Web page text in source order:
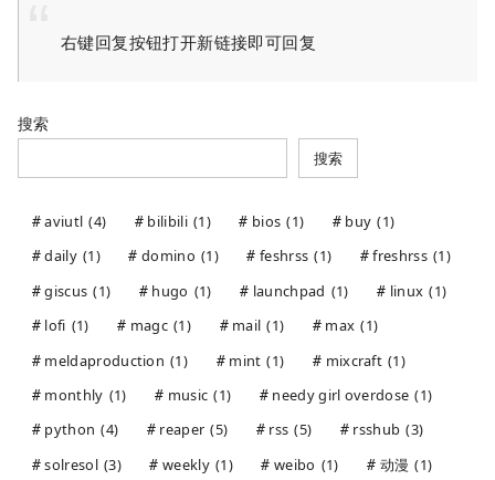
右键回复按钮打开新链接即可回复
搜索
搜索
aviutl (4) bilibili (1) bios (1) buy (1)
daily (1) domino (1) feshrss (1) freshrss (1)
giscus (1) hugo (1) launchpad (1) linux (1)
lofi (1) magc (1) mail (1) max (1)
meldaproduction (1) mint (1) mixcraft (1)
monthly (1) music (1) needy girl overdose (1)
python (4) reaper (5) rss (5) rsshub (3)
solresol (3) weekly (1) weibo (1) 动漫 (1)